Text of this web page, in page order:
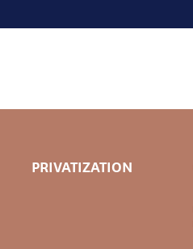
PRIVATIZATION